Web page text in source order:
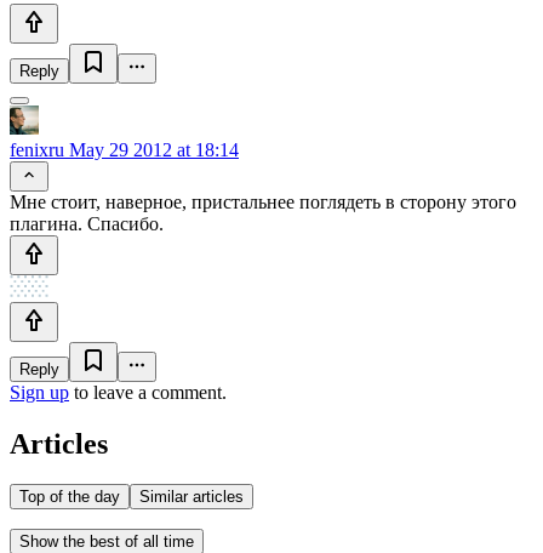
Reply
fenixru May 29 2012 at 18:14
Мне стоит, наверное, пристальнее поглядеть в сторону этого
плагина. Спасибо.
Reply
Sign up to leave a comment.
Articles
Top of the day Similar articles
Show the best of all time